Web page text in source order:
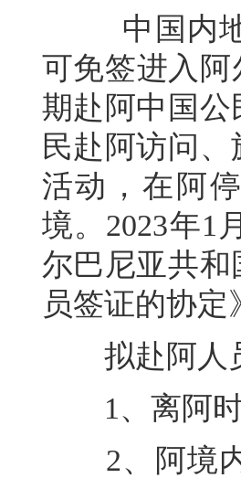
中国内地
可免签进入阿
期赴阿中国
民赴阿访问
活动，在阿
境。2023年1
尔巴尼亚共
员签证的协定
拟赴阿人
1、离阿时
2、阿境内